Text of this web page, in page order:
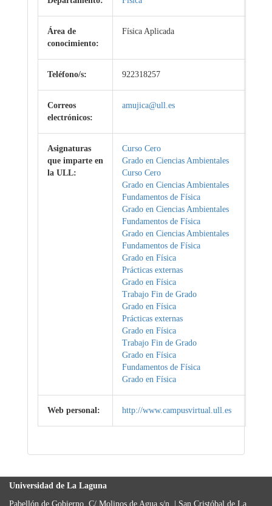
Área de
conocimiento:
Física Aplicada
Teléfono/s: 922318257
Correos
electrónicos:
amujica@ull.es
Asignaturas
que imparte en
la ULL:
Curso Cero
Grado en Ciencias Ambientales
Curso Cero
Grado en Ciencias Ambientales
Fundamentos de Física
Grado en Ciencias Ambientales
Fundamentos de Física
Grado en Ciencias Ambientales
Fundamentos de Física
Grado en Física
Prácticas externas
Grado en Física
Trabajo Fin de Grado
Grado en Física
Prácticas externas
Grado en Física
Trabajo Fin de Grado
Grado en Física
Fundamentos de Física
Grado en Física
Web personal: http://www.campusvirtual.ull.es
Universidad de La Laguna
Pabellón de Gobierno, C/ Molinos de Agua s/n. | San Cristóbal de La